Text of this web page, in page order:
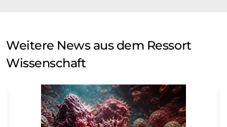
Weitere News aus dem Ressort
Wissenschaft